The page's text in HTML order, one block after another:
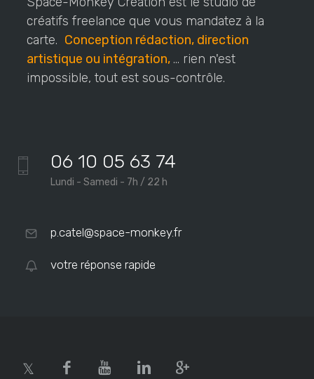
créatifs freelance que vous mandatez à la
carte. Conception rédaction, direction
artistique ou intégration, ... rien n'est
impossible, tout est sous-contrôle.
06 10 05 63 74
Lundi - Samedi - 7h / 22 h
p.catel@space-monkey.fr
votre réponse rapide